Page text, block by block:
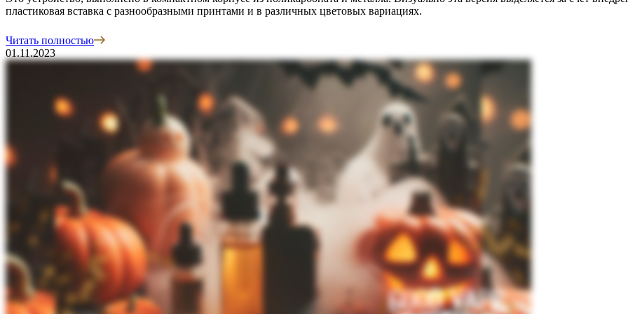
пластиковая вставка с разнообразными принтами и в различных цветовых вариациях.
Читать полностью
01.11.2023